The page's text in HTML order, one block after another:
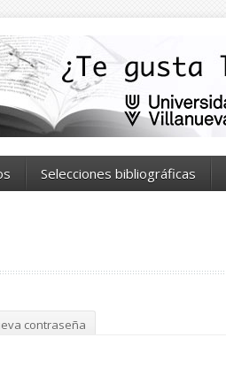
Selecciones bibliográficas
contraseña